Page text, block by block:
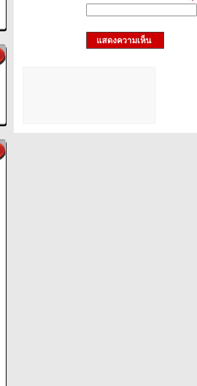
แสดงความเห็น